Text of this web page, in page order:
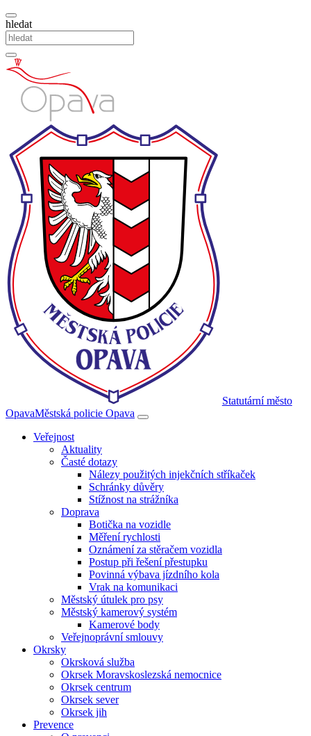
hledat
Statutární město
OpavaMěstská policie Opava
Veřejnost
Aktuality
Časté dotazy
Nálezy použitých injekčních stříkaček
Schránky důvěry
Stížnost na strážníka
Doprava
Botička na vozidle
Měření rychlosti
Oznámení za stěračem vozidla
Postup při řešení přestupku
Povinná výbava jízdního kola
Vrak na komunikaci
Městský útulek pro psy
Městský kamerový systém
Kamerové body
Veřejnoprávní smlouvy
Okrsky
Okrsková služba
Okrsek Moravskoslezská nemocnice
Okrsek centrum
Okrsek sever
Okrsek jih
Prevence